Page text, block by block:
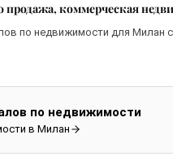
продажа, коммерческая
по недвижимости для Милан
по недвижимости
в Милан